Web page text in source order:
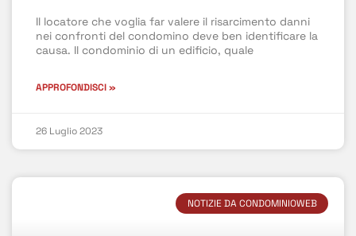
Il locatore che voglia far valere il risarcimento danni
nei confronti del condomino deve ben identificare la
causa. Il condominio di un edificio, quale
APPROFONDISCI »
26 Luglio 2023
NOTIZIE DA CONDOMINIOWEB